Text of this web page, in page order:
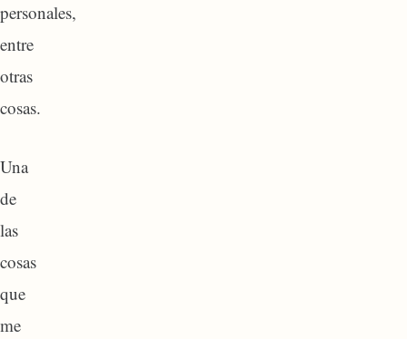
personales,
entre
otras
cosas.
Una
de
las
cosas
que
me